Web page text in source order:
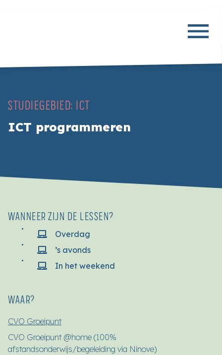
STUDIEGEBIED: ICT
ICT programmeren
WANNEER ZIJN DE LESSEN?
Overdag
’s avonds
In het weekend
WAAR?
CVO Groeipunt
CVO Groeipunt @home (100%
afstandsonderwijs/begeleiding via Ninove)